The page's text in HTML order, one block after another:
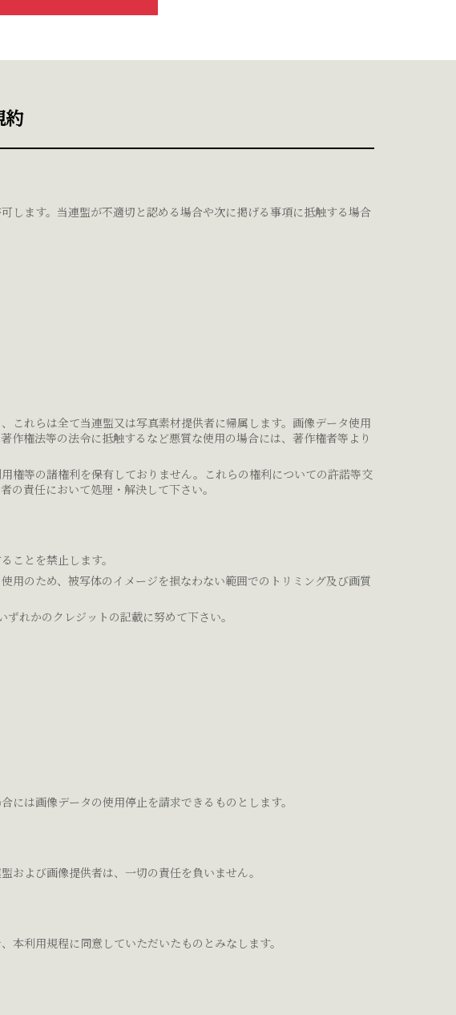
約
します。当連盟が不適切と認める場合や次に掲げる事項に抵触する場合
これらは全て当連盟又は写真素材提供者に帰属します。画像データ使用
権法等の法令に抵触するなど悪質な使用の場合には、著作権者等より
権等の諸権利を保有しておりません。これらの権利についての許諾等交
責任において処理・解決して下さい。
ことを禁止します。
用のため、被写体のイメージを損なわない範囲でのトリミング及び画質
れかのクレジットの記載に努めて下さい。
は画像データの使用停止を請求できるものとします。
よび画像提供者は、一切の責任を負いません。
利用規程に同意していただいたものとみなします。